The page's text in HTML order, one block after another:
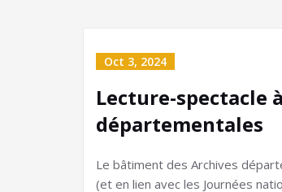
Oct 3, 2024
Lecture-spectacle
départementales
Le bâtiment des Archives
(et en lien avec les Journées